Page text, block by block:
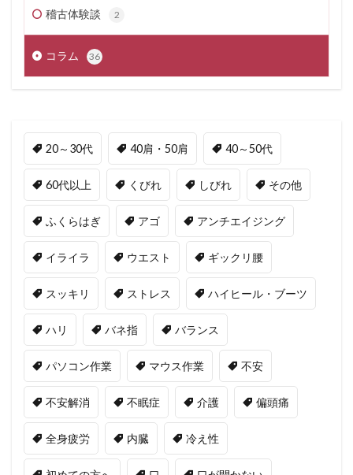
稽古体験談 2
コラム 36
20～30代 40肩・50肩 40～50代
60代以上 くびれ しびれ その他
ふくらはぎ アゴ アンチエイジング
イライラ ウエスト ギックリ腰
スッキリ ストレス ハイヒール・ブーツ
ハリ バネ指 バランス
パソコン作業 マウス作業 不安
不安解消 不眠症 介護 偏頭痛
全身疲労 内臓 冷え性